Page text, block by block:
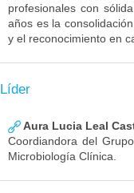
profesionales con
años es la
y el reconocimiento en
Líder
Aura Lucia Leal
Coordiandora del
Microbiología Clínica.